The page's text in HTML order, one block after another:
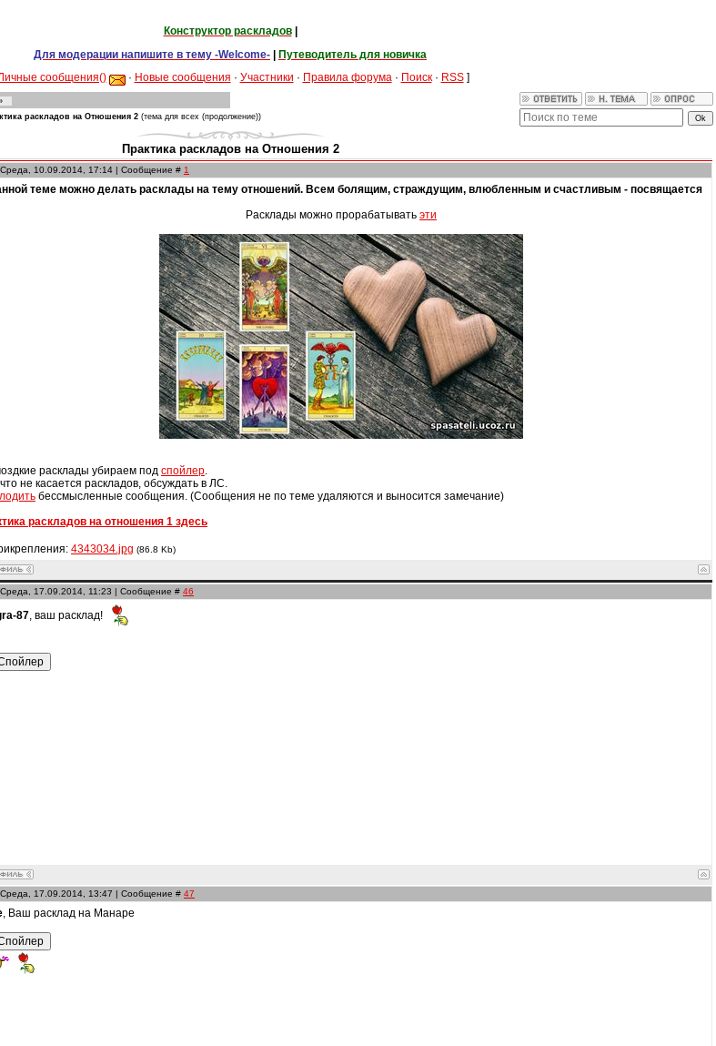
Конструктор раскладов|
Для модерации напишите в тему -Welcome-
Путеводитель для новичка
сообщения() · Новые сообщения · Участники · Правила форума · Поиск· RSS]
раскладов на Отношения 2 (тема для всех (продолжение))
Практика раскладов на Отношения 2
10.09.2014, 17:14 | Сообщение # 1
теме можно делать расклады на тему отношений. Всем болящим, страждущим, влюбленным и счастливым - посвящается
Расклады можно прорабатывать эти
расклады убираем под спойлер.
не касается раскладов, обсуждать в ЛС.
бессмысленные сообщения. (Сообщения не по теме удаляются и выносится замечание)
раскладов на отношения 1 здесь
4343034.jpg (86.8 Kb)
17.09.2014, 11:23 | Сообщение # 46
87 , ваш расклад!
17.09.2014, 13:47 | Сообщение # 47
, Ваш расклад на Манаре